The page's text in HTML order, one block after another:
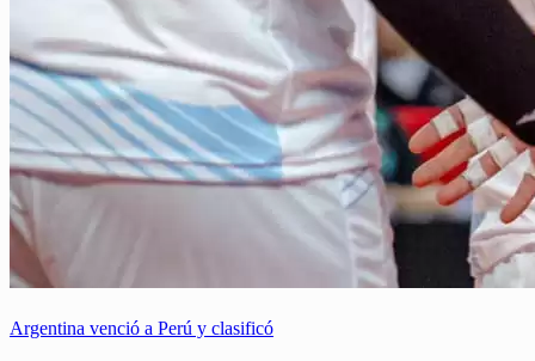
Argentina venció a Perú y clasificó